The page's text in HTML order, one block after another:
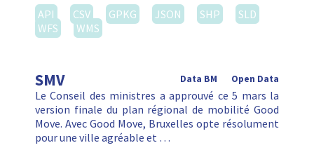
API
CSV GPKG JSON SHP
SLD
WFS
WMS
SMV Open Data
Data BM
Le Conseil des ministres a approuvé ce 5 mars la
version finale du plan régional de mobilité Good
Move. Avec Good Move, Bruxelles opte résolument
pour une ville agréable et …